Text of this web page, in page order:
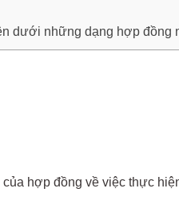
dưới những dạng hợp đồng
hợp đồng về việc thực